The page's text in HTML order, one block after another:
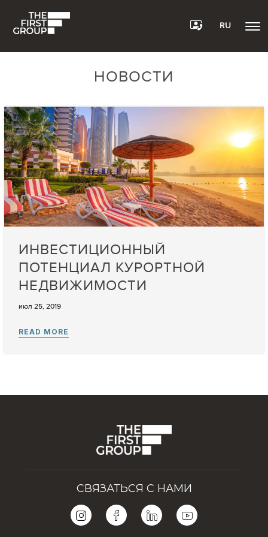
RU
НОВОСТИ
ИНВЕСТИЦИОННЫЙ
ПОТЕНЦИАЛ КУРОРТНОЙ
НЕДВИЖИМОСТИ
июл 25, 2019
СВЯЗАТЬСЯ С НАМИ